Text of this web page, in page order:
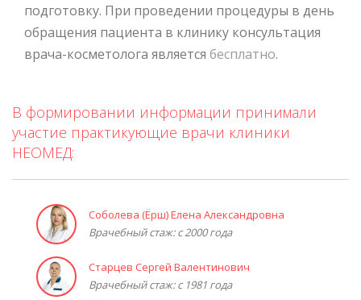
подготовку. При проведении процедуры в день
обращения пациента в клинику консультация
врача-косметолога является бесплатно.
В формировании информации принимали
участие практикующие врачи клиники
НЕОМЕД:
Соболева (Ёрш) Елена Александровна
Врачебный стаж: с 2000 года
Старцев Сергей Валентинович
Врачебный стаж: с 1981 года